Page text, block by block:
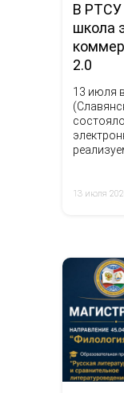
В РТСУ
школа
2.0
13 июля
13 июля